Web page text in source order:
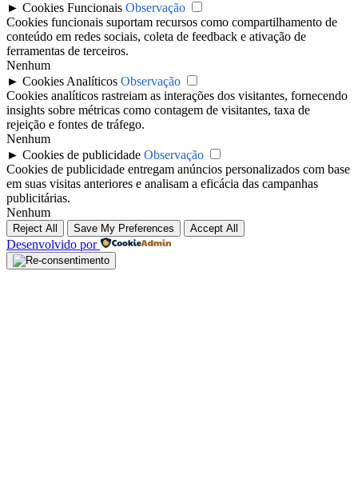
► Cookies Funcionais Observação
Cookies funcionais suportam recursos como compartilhamento de
conteúdo em redes sociais, coleta de feedback e ativação de
ferramentas de terceiros.
Nenhum
► Cookies Analíticos Observação
Cookies analíticos rastreiam as interações dos visitantes, fornecendo
insights sobre métricas como contagem de visitantes, taxa de
rejeição e fontes de tráfego.
Nenhum
► Cookies de publicidade Observação
Cookies de publicidade entregam anúncios personalizados com base
em suas visitas anteriores e analisam a eficácia das campanhas
publicitárias.
Nenhum
Reject All Save My Preferences Accept All
Desenvolvido por